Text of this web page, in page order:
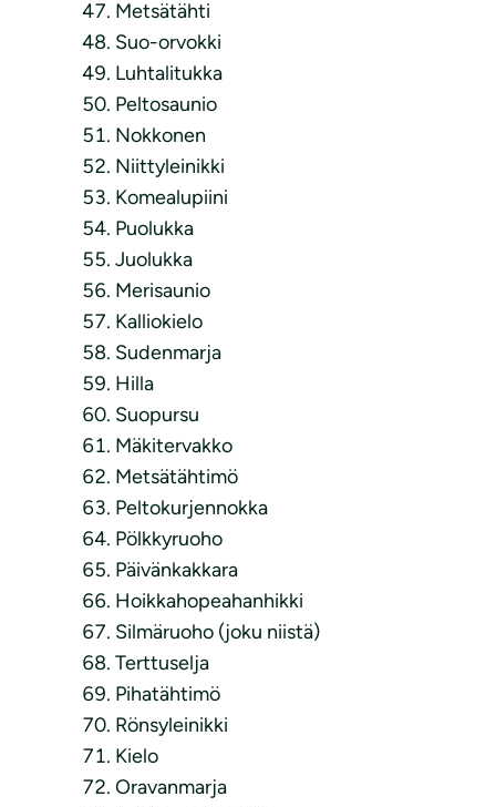
Metsätähti
Suo-orvokki
Luhtalitukka
Peltosaunio
Nokkonen
Niittyleinikki
Komealupiini
Puolukka
Juolukka
Merisaunio
Kalliokielo
Sudenmarja
Hilla
Suopursu
Mäkitervakko
Metsätähtimö
Peltokurjennokka
Pölkkyruoho
Päivänkakkara
Hoikkahopeahanhikki
Silmäruoho (joku niistä)
Terttuselja
Pihatähtimö
Rönsyleinikki
Kielo
Oravanmarja